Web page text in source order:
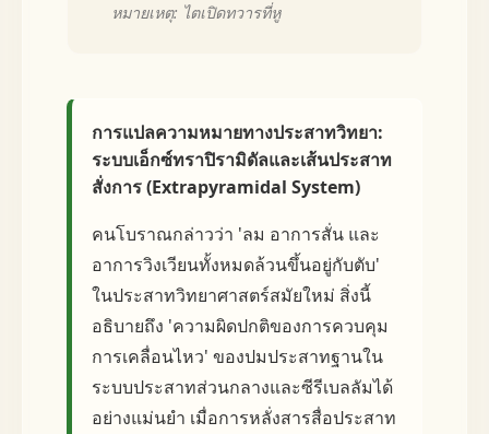
หมายเหตุ: ไตเปิดทวารที่หู
การแปลความหมายทางประสาทวิทยา:
ระบบเอ็กซ์ทราปิรามิดัลและเส้นประสาท
สั่งการ (Extrapyramidal System)
คนโบราณกล่าวว่า 'ลม อาการสั่น และ
อาการวิงเวียนทั้งหมดล้วนขึ้นอยู่กับตับ'
ในประสาทวิทยาศาสตร์สมัยใหม่ สิ่งนี้
อธิบายถึง 'ความผิดปกติของการควบคุม
การเคลื่อนไหว' ของปมประสาทฐานใน
ระบบประสาทส่วนกลางและซีรีเบลลัมได้
อย่างแม่นยำ เมื่อการหลั่งสารสื่อประสาท